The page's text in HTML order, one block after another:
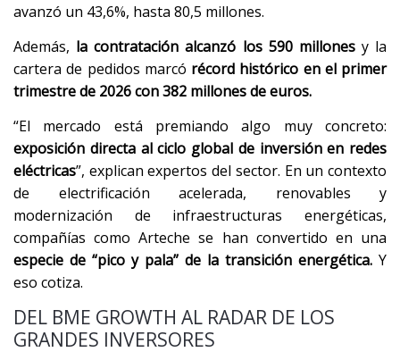
avanzó un 43,6%, hasta 80,5 millones.
Además, la contratación alcanzó los 590 millonesy la
cartera de pedidos marcó récord histórico en el primer
trimestre de 2026 con 382 millones de euros.
“El mercado está premiando algo muy concreto:
exposición directa al ciclo global de inversión en redes
eléctricas”, explican expertos del sector. En un contexto
de electrificación acelerada, renovables y
modernización de infraestructuras energéticas,
compañías como Arteche se han convertido en una
especie de “pico y pala” de la transición energética. Y
eso cotiza.
DEL BME GROWTH AL RADAR DE LOS
GRANDES INVERSORES